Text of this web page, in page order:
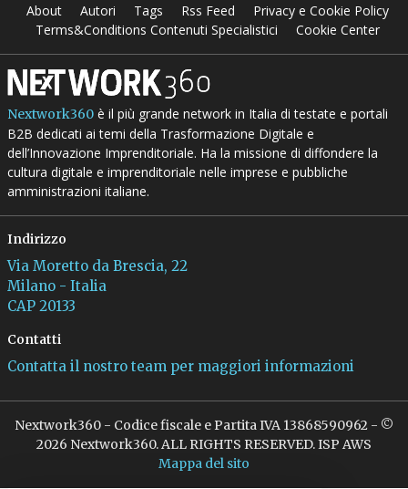
About Autori Tags Rss Feed
Privacy e Cookie Policy
Terms&Conditions Contenuti Specialistici
Cookie Center
Nextwork360è il più grande network in Italia di testate e portali
B2B dedicati ai temi della Trasformazione Digitale e
dell’Innovazione Imprenditoriale. Ha la missione di diffondere la
cultura digitale e imprenditoriale nelle imprese e pubbliche
amministrazioni italiane.
Indirizzo
Via Moretto da Brescia, 22
Milano - Italia
CAP 20133
Contatti
Contatta il nostro team per maggiori informazioni
Nextwork360 - Codice fiscale e Partita IVA 13868590962 - ©
2026 Nextwork360. ALL RIGHTS RESERVED. ISP AWS
Mappa del sito